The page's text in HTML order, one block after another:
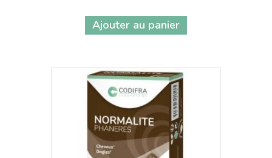
Ajouter au panier